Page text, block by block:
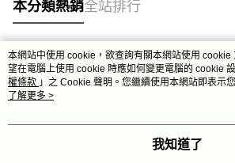
本分類熱銷全站排行
熱門標籤
本網站中使用 cookie，欲查詢有關本網站使用 cookie
望在電腦上使用 cookie 時應如何變更電腦的 cookie
權條款 」之 Cookie 聲明。您繼續使用本網站即表示
用條款之 Cookie 聲明使用 cookie。
了解更多 >
我知道了